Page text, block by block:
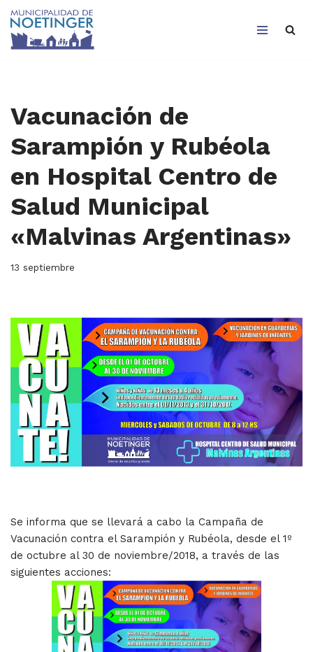
Saltar
Vacunación de
Sarampión y Rubéola
en Hospital Centro de
Salud Municipal
«Malvinas Argentinas»
13 septiembre
Se informa que se llevará a cabo la Campaña de
Vacunación contra el Sarampión y Rubéola, desde el 1º
de octubre al 30 de noviembre/2018, a través de las
siguientes acciones: